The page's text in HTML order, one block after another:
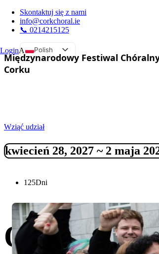
Skontaktuj się z nami
info@corkchoral.ie
📞 0214215125
LoginA
Polish
Spanish
Italian
Portuguese
Ukrainian
Międzynarodowy Festiwal
Corku
Wziąć udział
kwiecień 28, 2027 ~ 2 maja
125Dni
Odkryj